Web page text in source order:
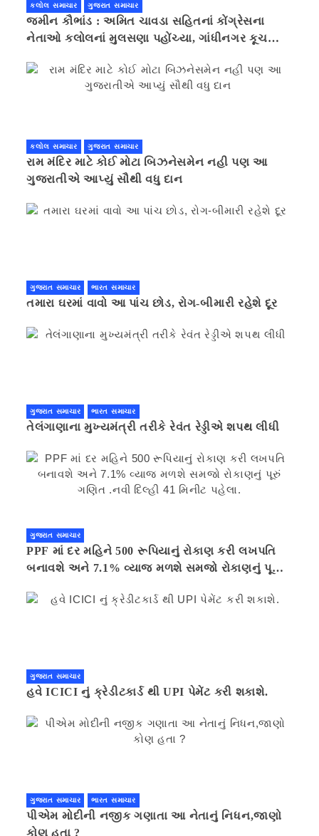
કલોલ સમાચાર ગુજરાત સમાચાર
જમીન કૌભાંડ : અમિત ચાવડા સહિતનાં કોંગ્રેસના
નેતાઓ કલોલનાં મુલસણા પહોંચ્યા, ગાંધીનગર કૂચ
કલોલ સમાચાર ગુજરાત સમાચાર
રામ મંદિર માટે કોઈ મોટા બિઝનેસમેન નહી પણ આ
ગુજરાતીએ આપ્યું સૌથી વધુ દાન
ગુજરાત સમાચાર ભારત સમાચાર
તમારા ઘરમાં વાવો આ પાંચ છોડ, રોગ-બીમારી રહેશે દૂર
ગુજરાત સમાચાર ભારત સમાચાર
તેલંગાણાના મુખ્યમંત્રી તરીકે રેવંત રેડ્ડીએ શપથ લીધી
ગુજરાત સમાચાર
PPF માં દર મહિને 500 રૂપિયાનું રોકાણ કરી લખપતિ
બનાવશે અને 7.1% વ્યાજ મળશે સમજો રોકાણનું પૂરું
ગુજરાત સમાચાર
હવે ICICI નું ક્રેડીટકાર્ડ થી UPI પેમેંટ કરી શકાશે.
ગુજરાત સમાચાર ભારત સમાચાર
પીએમ મોદીની નજીક ગણાતા આ નેતાનું નિધન,જાણો
કોણ હતા ?